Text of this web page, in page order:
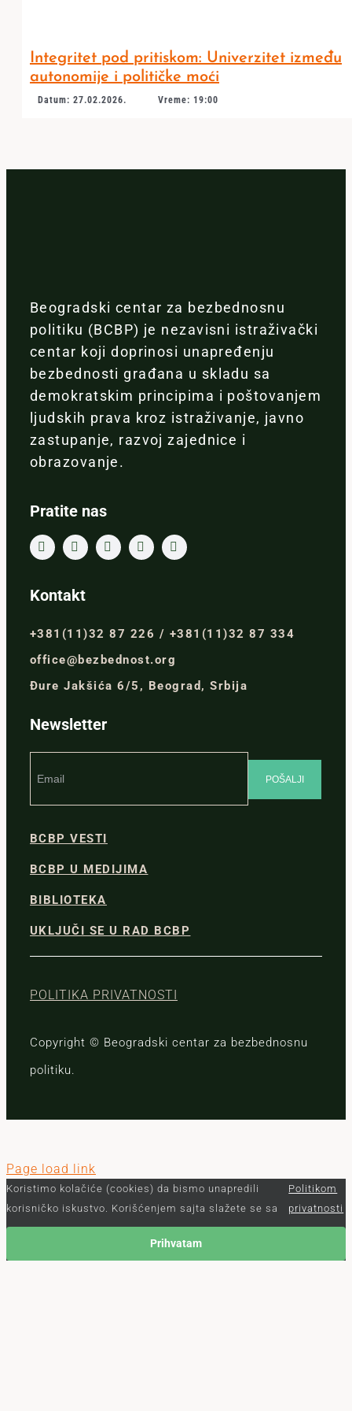
Integritet pod pritiskom: Univerzitet između
autonomije i političke moći
Datum: 27.02.2026. Vreme: 19:00
Beogradski centar za bezbednosnu
politiku (BCBP) je nezavisni istraživački
centar koji doprinosi unapređenju
bezbednosti građana u skladu sa
demokratskim principima i poštovanjem
ljudskih prava kroz istraživanje, javno
zastupanje, razvoj zajednice i
obrazovanje.
Pratite nas
Kontakt
+381(11)32 87 226 / +381(11)32 87 334
office@bezbednost.org
Đure Jakšića 6/5, Beograd, Srbija
Newsletter
BCBP VESTI
BCBP U MEDIJIMA
BIBLIOTEKA
UKLJUČI SE U RAD BCBP
POLITIKA PRIVATNOSTI
Copyright © Beogradski centar za bezbednosnu
politiku.
Page load link
Koristimo kolačiće (cookies) da bismo unapredili
korisničko iskustvo. Korišćenjem sajta slažete se sa
Politikom
privatnosti
Prihvatam